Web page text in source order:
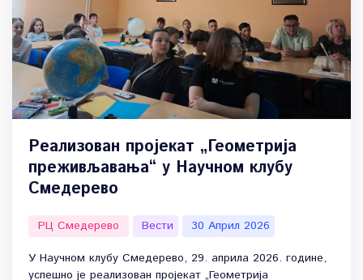
Реализован пројекат „Геометрија
преживљавања“ у Научном клубу
Смедерево
РЦ Смедерево Вести
30 Април 2026
У Научном клубу Смедерево, 29. априла 2026. године,
успешно је реализован пројекат „Геометрија